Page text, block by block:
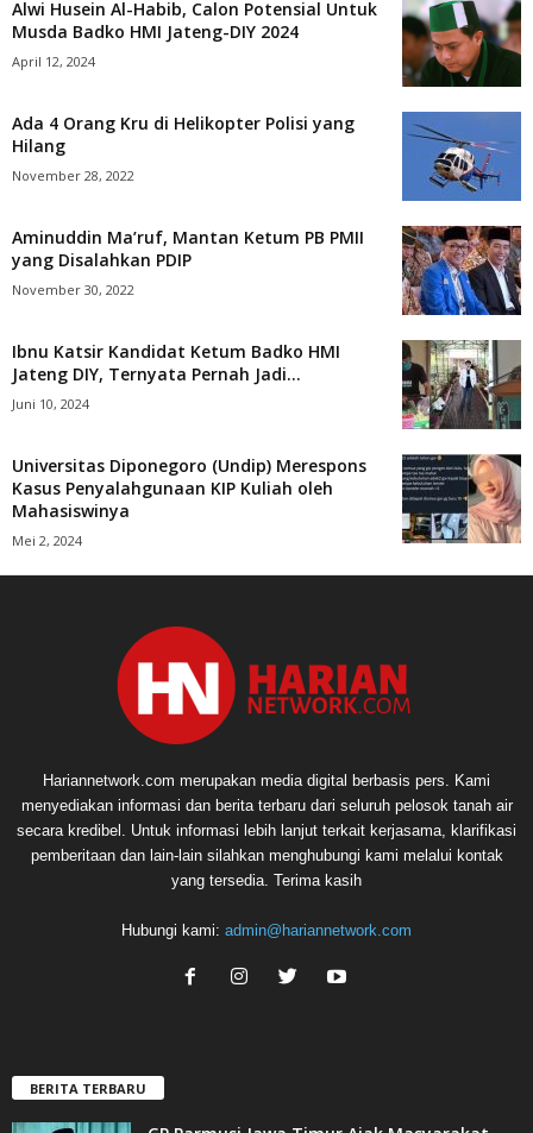
Alwi Husein Al-Habib, Calon Potensial Untuk
Musda Badko HMI Jateng-DIY 2024
April 12, 2024
Ada 4 Orang Kru di Helikopter Polisi yang
Hilang
November 28, 2022
Aminuddin Ma’ruf, Mantan Ketum PB PMII
yang Disalahkan PDIP
November 30, 2022
Ibnu Katsir Kandidat Ketum Badko HMI
Jateng DIY, Ternyata Pernah Jadi...
Juni 10, 2024
Universitas Diponegoro (Undip) Merespons
Kasus Penyalahgunaan KIP Kuliah oleh
Mahasiswinya
Mei 2, 2024
Hariannetwork.com merupakan media digital berbasis pers. Kami
menyediakan informasi dan berita terbaru dari seluruh pelosok tanah air
secara kredibel. Untuk informasi lebih lanjut terkait kerjasama, klarifikasi
pemberitaan dan lain-lain silahkan menghubungi kami melalui kontak
yang tersedia. Terima kasih
Hubungi kami: admin@hariannetwork.com
BERITA TERBARU